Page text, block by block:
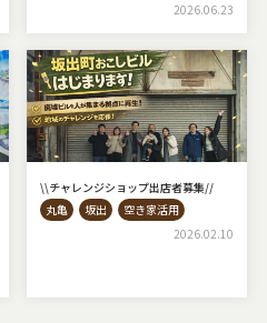
2026.06.23
\\チャレンジショップ出店者募集⁡//
丸亀
坂出
空き家活用
2026.02.10